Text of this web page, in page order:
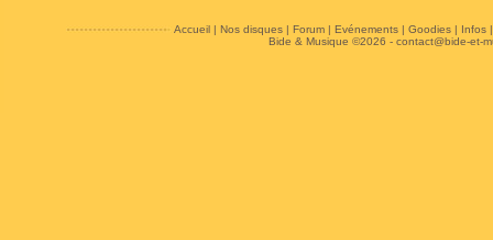
Accueil| Nos disques| Forum| Evénements| Goodies| Infos
Bide & Musique ©2026 - contact@bide-et-